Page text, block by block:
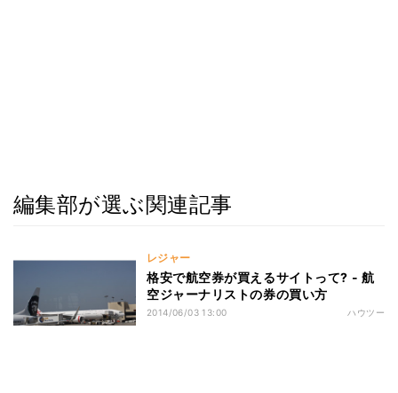
編集部が選ぶ関連記事
レジャー
格安で航空券が買えるサイトって? - 航
空ジャーナリストの券の買い方
2014/06/03 13:00 ハウツー